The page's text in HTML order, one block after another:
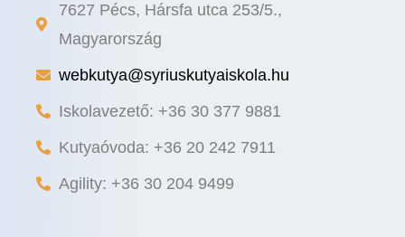
7627 Pécs, Hársfa utca 253/5.,
Magyarország
webkutya@syriuskutyaiskola.hu
Iskolavezető: +36 30 377 9881
Kutyaóvoda: +36 20 242 7911
Agility: +36 30 204 9499